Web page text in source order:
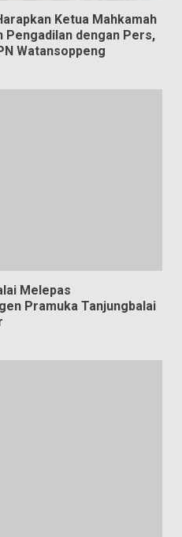
Ketua Mahkamah
dengan Pers,
Watansoppeng
Melepas
Pramuka Tanjungbalai